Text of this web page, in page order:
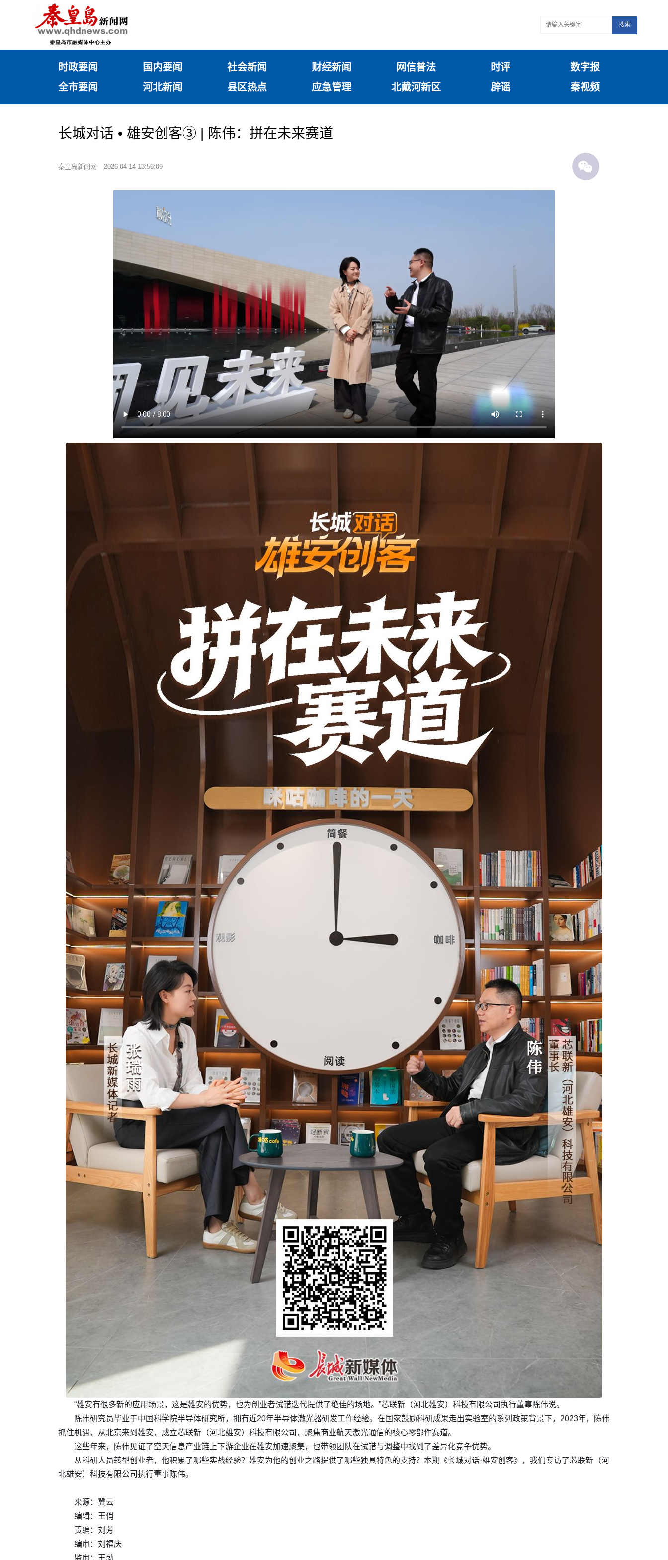
搜索
时政要闻 国内要闻 社会新闻 财经新闻 网信普法 时评
数字报
全市要闻
河北新闻 县区热点 应急管理 北戴河新区 辟谣 秦视频
长城对话 • 雄安创客③ | 陈伟：拼在未来赛道
秦皇岛新闻网 2026-04-14 13:56:09
“雄安有很多新的应用场景，这是雄安的优势，也为创业者试错迭代提供了绝佳的场地。”芯联新（河北雄安）科技有限公司执行董事陈伟说。
陈伟研究员毕业于中国科学院半导体研究所，拥有近20年半导体激光器研发工作经验。在国家鼓励科研成果走出实验室的系列政策背景下，2023年，陈伟
抓住机遇，从北京来到雄安，成立芯联新（河北雄安）科技有限公司，聚焦商业航天激光通信的核心零部件赛道。
这些年来，陈伟见证了空天信息产业链上下游企业在雄安加速聚集，也带领团队在试错与调整中找到了差异化竞争优势。
从科研人员转型创业者，他积累了哪些实战经验？雄安为他的创业之路提供了哪些独具特色的支持？本期《长城对话·雄安创客》，我们专访了芯联新（河
北雄安）科技有限公司执行董事陈伟。
来源：冀云
编辑：王俏
责编：刘芳
编审：刘福庆
监审：王勍